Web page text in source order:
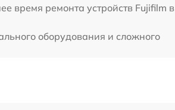
время ремонта устройств Fujifilm в
оборудования и сложного